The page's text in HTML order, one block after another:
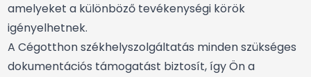
amelyeket a különböző tevékenységi körök
igényelhetnek.
A Cégotthon székhelyszolgáltatás minden szükséges
dokumentációs támogatást biztosít, így Ön a